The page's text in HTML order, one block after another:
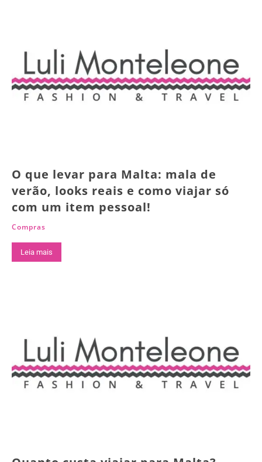
O que levar para Malta: mala de
verão, looks reais e como viajar só
com um item pessoal!
Compras
Leia mais